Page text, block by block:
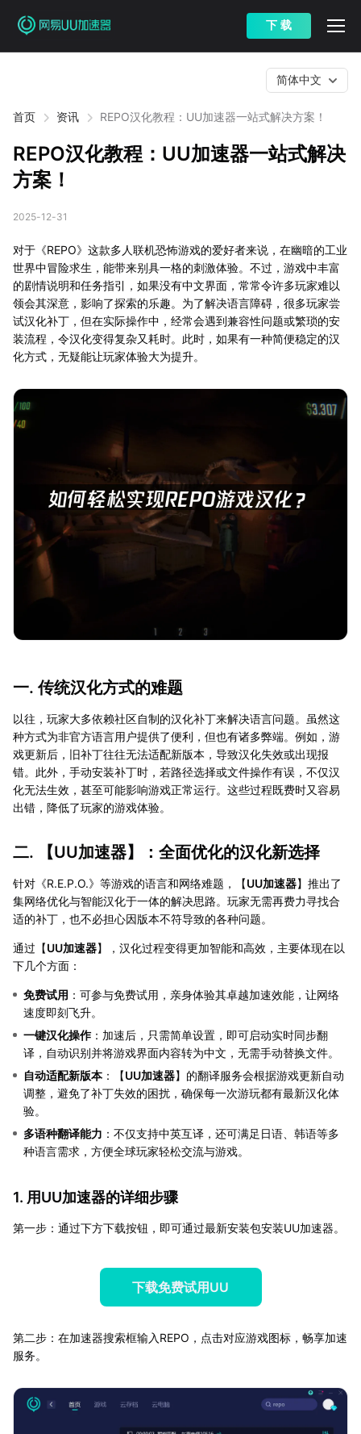
下 载
首页 资讯 REPO汉化教程：UU加速器一站式解决方案！
简体中文
REPO汉化教程：UU加速器一站式解决
方案！
2025-12-31
对于《REPO》这款多人联机恐怖游戏的爱好者来说，在幽暗的工业
世界中冒险求生，能带来别具一格的刺激体验。不过，游戏中丰富
的剧情说明和任务指引，如果没有中文界面，常常令许多玩家难以
领会其深意，影响了探索的乐趣。为了解决语言障碍，很多玩家尝
试汉化补丁，但在实际操作中，经常会遇到兼容性问题或繁琐的安
装流程，令汉化变得复杂又耗时。此时，如果有一种简便稳定的汉
化方式，无疑能让玩家体验大为提升。
一. 传统汉化方式的难题
以往，玩家大多依赖社区自制的汉化补丁来解决语言问题。虽然这
种方式为非官方语言用户提供了便利，但也有诸多弊端。例如，游
戏更新后，旧补丁往往无法适配新版本，导致汉化失效或出现报
错。此外，手动安装补丁时，若路径选择或文件操作有误，不仅汉
化无法生效，甚至可能影响游戏正常运行。这些过程既费时又容易
出错，降低了玩家的游戏体验。
二. 【UU加速器】：全面优化的汉化新选择
针对《R.E.P.O.》等游戏的语言和网络难题，【UU加速器】推出了
集网络优化与智能汉化于一体的解决思路。玩家无需再费力寻找合
适的补丁，也不必担心因版本不符导致的各种问题。
通过【UU加速器】，汉化过程变得更加智能和高效，主要体现在以
下几个方面：
免费试用 ：可参与免费试用，亲身体验其卓越加速效能，让网络
速度即刻飞升。
一键汉化操作：加速后，只需简单设置，即可启动实时同步翻
译，自动识别并将游戏界面内容转为中文，无需手动替换文件。
自动适配新版本：【UU加速器】的翻译服务会根据游戏更新自动
调整，避免了补丁失效的困扰，确保每一次游玩都有最新汉化体
验。
多语种翻译能力 ：不仅支持中英互译，还可满足日语、韩语等多
种语言需求，方便全球玩家轻松交流与游戏。
1. 用UU加速器的详细步骤
第一步：通过下方下载按钮，即可通过最新安装包安装UU加速器。
下载免费试用UU
第二步：在加速器搜索框输入REPO，点击对应游戏图标，畅享加速
服务。